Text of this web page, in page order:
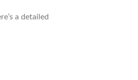
a detailed